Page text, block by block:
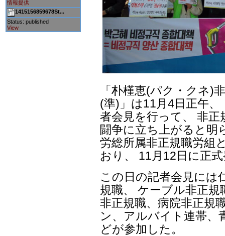
情報提供
1415156859678St...
Status: published
View
「朴槿恵(パク・クネ)
(準)」は11月4日正午
者会見を行って、 非
闘争に立ち上がると明
労総所属非正規職労組
おり、 11月12日に正
この日の記者会見には
規職、 ケーブル非正
非正規職、病院非正規
ン、アルバイト連帯、
どが参加した。